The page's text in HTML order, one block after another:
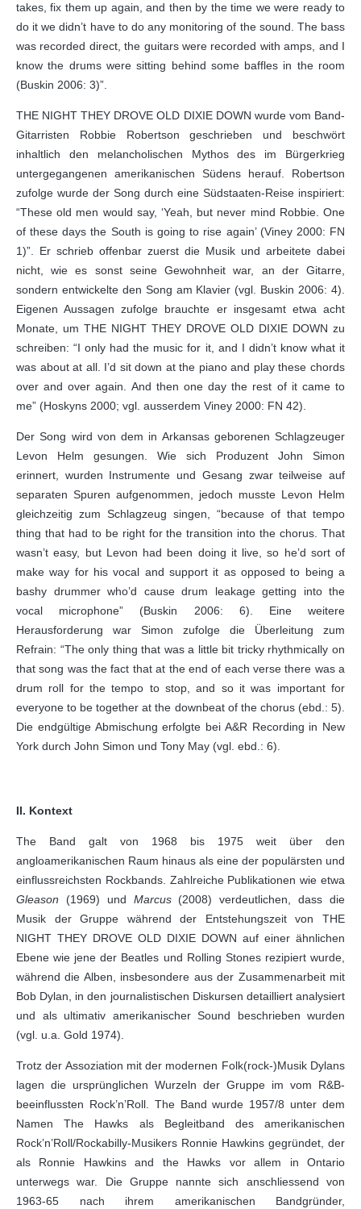
takes, fix them up again, and then by the time we were ready to
do it we didn’t have to do any monitoring of the sound. The bass
was recorded direct, the guitars were recorded with amps, and I
know the drums were sitting behind some baffles in the room
(Buskin 2006: 3)”.
THE NIGHT THEY DROVE OLD DIXIE DOWN wurde vom Band-
Gitarristen Robbie Robertson geschrieben und beschwört
inhaltlich den melancholischen Mythos des im Bürgerkrieg
untergegangenen amerikanischen Südens herauf. Robertson
zufolge wurde der Song durch eine Südstaaten-Reise inspiriert:
“These old men would say, ‘Yeah, but never mind Robbie. One
of these days the South is going to rise again’ (Viney 2000: FN
1)”. Er schrieb offenbar zuerst die Musik und arbeitete dabei
nicht, wie es sonst seine Gewohnheit war, an der Gitarre,
sondern entwickelte den Song am Klavier (vgl. Buskin 2006: 4).
Eigenen Aussagen zufolge brauchte er insgesamt etwa acht
Monate, um THE NIGHT THEY DROVE OLD DIXIE DOWN zu
schreiben: “I only had the music for it, and I didn’t know what it
was about at all. I’d sit down at the piano and play these chords
over and over again. And then one day the rest of it came to
me” (Hoskyns 2000; vgl. ausserdem Viney 2000: FN 42).
Der Song wird von dem in Arkansas geborenen Schlagzeuger
Levon Helm gesungen. Wie sich Produzent John Simon
erinnert, wurden Instrumente und Gesang zwar teilweise auf
separaten Spuren aufgenommen, jedoch musste Levon Helm
gleichzeitig zum Schlagzeug singen, “because of that tempo
thing that had to be right for the transition into the chorus. That
wasn’t easy, but Levon had been doing it live, so he’d sort of
make way for his vocal and support it as opposed to being a
bashy drummer who’d cause drum leakage getting into the
vocal microphone” (Buskin 2006: 6). Eine weitere
Herausforderung war Simon zufolge die Überleitung zum
Refrain: “The only thing that was a little bit tricky rhythmically on
that song was the fact that at the end of each verse there was a
drum roll for the tempo to stop, and so it was important for
everyone to be together at the downbeat of the chorus (ebd.: 5).
Die endgültige Abmischung erfolgte bei A&R Recording in New
York durch John Simon und Tony May (vgl. ebd.: 6).
II. Kontext
The Band galt von 1968 bis 1975 weit über den
angloamerikanischen Raum hinaus als eine der populärsten und
einflussreichsten Rockbands. Zahlreiche Publikationen wie etwa
Gleason (1969) und Marcus(2008) verdeutlichen, dass die
Musik der Gruppe während der Entstehungszeit von THE
NIGHT THEY DROVE OLD DIXIE DOWN auf einer ähnlichen
Ebene wie jene der Beatles und Rolling Stones rezipiert wurde,
während die Alben, insbesondere aus der Zusammenarbeit mit
Bob Dylan, in den journalistischen Diskursen detailliert analysiert
und als ultimativ amerikanischer Sound beschrieben wurden
(vgl. u.a. Gold 1974).
Trotz der Assoziation mit der modernen Folk(rock-)Musik Dylans
lagen die ursprünglichen Wurzeln der Gruppe im vom R&B-
beeinflussten Rock’n’Roll. The Band wurde 1957/8 unter dem
Namen The Hawks als Begleitband des amerikanischen
Rock’n’Roll/Rockabilly-Musikers Ronnie Hawkins gegründet, der
als Ronnie Hawkins and the Hawks vor allem in Ontario
unterwegs war. Die Gruppe nannte sich anschliessend von
1963-65 nach ihrem amerikanischen Bandgründer,